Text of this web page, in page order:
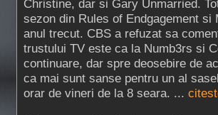
Christine, dar si Gary Unmarried.
sezon din Rules of Endgagement
anul trecut. CBS a refuzat sa
trustului TV este ca la Numb3rs si
continuare, dar spre deosebire de
ca mai sunt sanse pentru un al
orar de vineri de la 8 seara. ...